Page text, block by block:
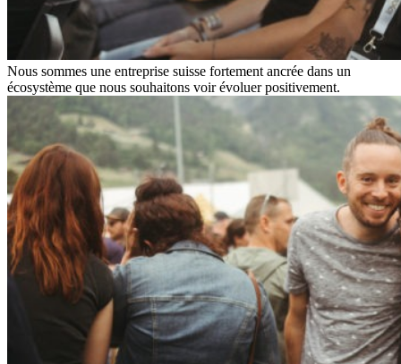
Nous sommes une entreprise suisse fortement ancrée dans un
écosystème que nous souhaitons voir évoluer positivement.